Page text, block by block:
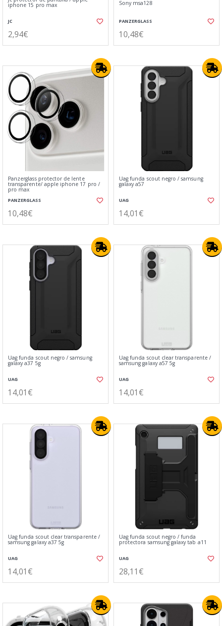
iphone 15 pro max
JC
2,94€
Sony msa128
PANZERGLASS
10,48€
Panzerglass protector de lente⁣
transparente/ apple iphone 17 pro /
pro max
PANZERGLASS
10,48€
Uag funda scout negro / samsung
galaxy a57
UAG
14,01€
Uag funda scout negro / samsung
galaxy a37 5g
UAG
14,01€
Uag funda scout clear transparente /
samsung galaxy a57 5g
UAG
14,01€
Uag funda scout clear transparente /
samsung galaxy a37 5g
UAG
14,01€
Uag funda scout negro / funda
protectora samsung galaxy tab a11
UAG
28,11€